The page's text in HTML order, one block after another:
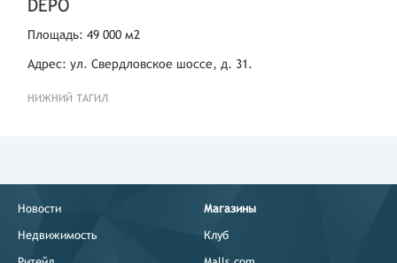
Москва
Митинская улица,40
Красногорск,квартал
улица,5
Московская обл.
Энтузиастов,1б
DEPO
Площадь: 49 000 м2
Адрес: ул. Свердловское шоссе, д. 31.
НИЖНИЙ ТАГИЛ
Новости
Недвижимость
Магазины
Клуб